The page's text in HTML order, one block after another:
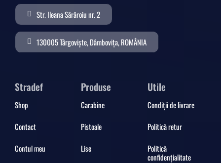
Str. Ileana Sărăroiu nr. 2
130005 Târgoviște, Dâmbovița, ROMÂNIA
Stradef
Shop
Contact
Contul meu
Produse
Carabine
Pistoale
Lise
Utile
Condiții de livrare
Politică retur
Politică
confidențialitate